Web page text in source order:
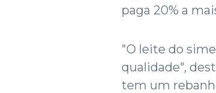
paga 20% a
"O leite do
qualidade",
tem um